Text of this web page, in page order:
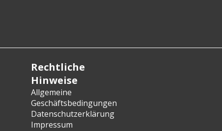
Rechtliche
Hinweise
Allgemeine
Geschäftsbedingungen
Datenschutzerklärung
Impressum